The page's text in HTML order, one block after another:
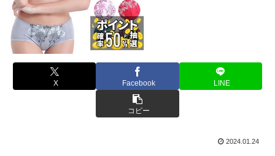
X Facebook LINE
コピー
2024.01.24